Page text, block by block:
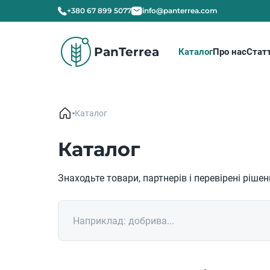
+380 67 899 5077 info@panterrea.com
PanTerrea КаталогПро нас
Каталог
Каталог
Знаходьте товари, партнерів і перевірені